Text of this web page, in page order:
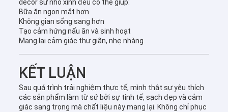
decor sứ nhỏ xinh đều có thể giúp:
Bữa ăn ngon mắt hơn
Không gian sống sang hơn
Tạo cảm hứng nấu ăn và sinh hoạt
Mang lại cảm giác thư giãn, nhẹ nhàng
KẾT LUẬN
Sau quá trình trải nghiệm thực tế, mình thật sự yêu thích
các sản phẩm làm từ sứ bởi sự tinh tế, sạch đẹp và cảm
giác sang trọng mà chất liệu này mang lại. Không chỉ phục